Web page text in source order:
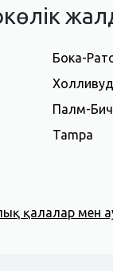
Бока-
Палм-Бич
Tampa
қалалар мен